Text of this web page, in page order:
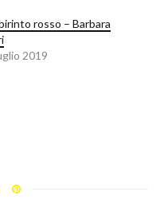
rosso – Barbara
2019